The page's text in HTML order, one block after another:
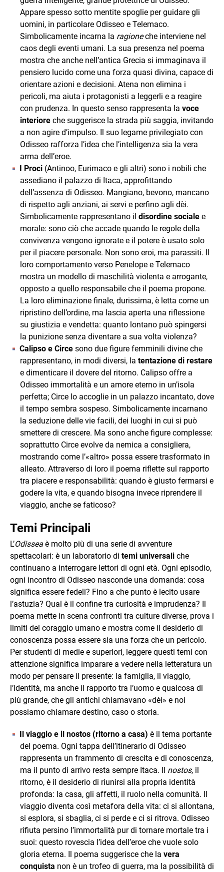
Appare spesso sotto mentite spoglie per guidare gli
uomini, in particolare Odisseo e Telemaco.
Simbolicamente incarna la ragioneche interviene nel
caos degli eventi umani. La sua presenza nel poema
mostra che anche nell’antica Grecia si immaginava il
pensiero lucido come una forza quasi divina, capace di
orientare azioni e decisioni. Atena non elimina i
pericoli, ma aiuta i protagonisti a leggerli e a reagire
con prudenza. In questo senso rappresenta la voce
interiore che suggerisce la strada più saggia, invitando
a non agire d’impulso. Il suo legame privilegiato con
Odisseo rafforza l’idea che l’intelligenza sia la vera
arma dell’eroe.
I Proci (Antinoo, Eurimaco e gli altri) sono i nobili che
assediano il palazzo di Itaca, approfittando
dell’assenza di Odisseo. Mangiano, bevono, mancano
di rispetto agli anziani, ai servi e perfino agli dèi.
Simbolicamente rappresentano il disordine sociale e
morale: sono ciò che accade quando le regole della
convivenza vengono ignorate e il potere è usato solo
per il piacere personale. Non sono eroi, ma parassiti. Il
loro comportamento verso Penelope e Telemaco
mostra un modello di maschilità violenta e arrogante,
opposto a quello responsabile che il poema propone.
La loro eliminazione finale, durissima, è letta come un
ripristino dell’ordine, ma lascia aperta una riflessione
su giustizia e vendetta: quanto lontano può spingersi
la punizione senza diventare a sua volta violenza?
Calipso e Circe sono due figure femminili divine che
rappresentano, in modi diversi, la tentazione di restare
e dimenticare il dovere del ritorno. Calipso offre a
Odisseo immortalità e un amore eterno in un’isola
perfetta; Circe lo accoglie in un palazzo incantato, dove
il tempo sembra sospeso. Simbolicamente incarnano
la seduzione delle vie facili, dei luoghi in cui si può
smettere di crescere. Ma sono anche figure complesse:
soprattutto Circe evolve da nemica a consigliera,
mostrando come l’«altro» possa essere trasformato in
alleato. Attraverso di loro il poema riflette sul rapporto
tra piacere e responsabilità: quando è giusto fermarsi e
godere la vita, e quando bisogna invece riprendere il
viaggio, anche se faticoso?
Temi Principali
L’Odissea è molto più di una serie di avventure
spettacolari: è un laboratorio di temi universali che
continuano a interrogare lettori di ogni età. Ogni episodio,
ogni incontro di Odisseo nasconde una domanda: cosa
significa essere fedeli? Fino a che punto è lecito usare
l’astuzia? Qual è il confine tra curiosità e imprudenza? Il
poema mette in scena confronti tra culture diverse, prova i
limiti del coraggio umano e mostra come il desiderio di
conoscenza possa essere sia una forza che un pericolo.
Per studenti di medie e superiori, leggere questi temi con
attenzione significa imparare a vedere nella letteratura un
modo per pensare il presente: la famiglia, il viaggio,
l’identità, ma anche il rapporto tra l’uomo e qualcosa di
più grande, che gli antichi chiamavano «dèi» e noi
possiamo chiamare destino, caso o storia.
Il viaggio e il nostos (ritorno a casa) è il tema portante
del poema. Ogni tappa dell’itinerario di Odisseo
rappresenta un frammento di crescita e di conoscenza,
ma il punto di arrivo resta sempre Itaca. Il nostos, il
ritorno, è il desiderio di riunirsi alla propria identità
profonda: la casa, gli affetti, il ruolo nella comunità. Il
viaggio diventa così metafora della vita: ci si allontana,
si esplora, si sbaglia, ci si perde e ci si ritrova. Odisseo
rifiuta persino l’immortalità pur di tornare mortale tra i
suoi: questo rovescia l’idea dell’eroe che vuole solo
gloria eterna. Il poema suggerisce che la vera
conquista non è un trofeo di guerra, ma la possibilità di